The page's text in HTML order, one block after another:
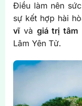
Điều làm nên
sự kết hợp hài
vĩvà giá trị tâm
Lâm Yên Tử.